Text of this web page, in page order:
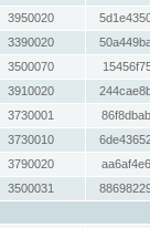
3950020
3390020
3500070
3910020
3730001
3730010
3790020
3500031